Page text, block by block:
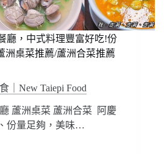
廳，中式料理豐富好吃!份
洲桌菜推薦/蘆洲合菜推薦
｜New Taiepi Food
蘆洲桌菜 蘆洲合菜 阿慶
份量足夠，美味…